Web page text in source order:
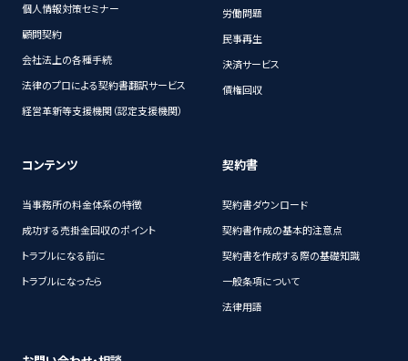
個人情報対策セミナー
顧問契約
会社法上の各種手続
法律のプロによる契約書翻訳サービス
経営革新等支援機関（認定支援機関）
労働問題
民事再生
決済サービス
債権回収
コンテンツ
当事務所の料金体系の特徴
成功する売掛金回収のポイント
トラブルになる前に
トラブルになったら
契約書
契約書ダウンロード
契約書作成の基本的注意点
契約書を作成する際の基礎知識
一般条項について
法律用語